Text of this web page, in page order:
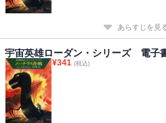
あらすじを見
宇宙英雄ローダン・シリーズ 電子
¥341 (税込)